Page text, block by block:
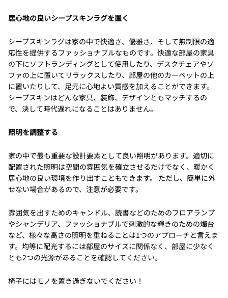
居心地の良いシープスキンラグを置く
シープスキンラグは家の中で快適さ、優雅さ、そして無制限の適
応性を提供するファッショナブルなものです。快適な部屋の家具
の下にソフトランディングとして使用したり、デスクチェアやソ
ファの上に置いてリラックスしたり、部屋の他のカーペットの上
に置いたりして、足元に心地よい質感を加えることができます。
シープスキンはどんな家具、装飾、デザインともマッチするの
で、決して時代遅れになることはありません。
照明を調整する
家の中で最も重要な設計要素として良い照明があります。適切に
配置された照明は空間の雰囲気を確立させるだけでなく、暖かく
居心地の良い環境を作り出すこともできます。 ただし、簡単に外
せない場合があるので、注意が必要です。
雰囲気を出すためのキャンドル、読書などのためのフロアランプ
やシャンデリア、ファッショナブルで刺激的な輝きのための燭台
など、様々な高さの照明を重ねることは1つのアプローチと言えま
す。均等に配光するには部屋のサイズに関係なく、部屋に少なく
とも2つの光源があることを確認してください。
椅子にはモノを置き過ぎないでください！